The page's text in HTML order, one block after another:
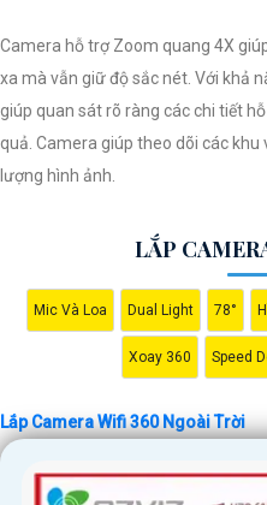
ngoài trời, bạn có thể yên tâm mà
hoặc mất trội tài sản.
'
Camera hỗ trợ Zoom quang 4X
xa mà vẫn giữ độ sắc nét. Với khả
giúp quan sát rõ ràng các chi tiết
quả. Camera giúp theo dõi các
lượng hình ảnh.
LẮP
Mic Và Loa Dual Light 78°
Xoay 360 Speed
Lắp Camera Wifi 360 Ngoài Trời